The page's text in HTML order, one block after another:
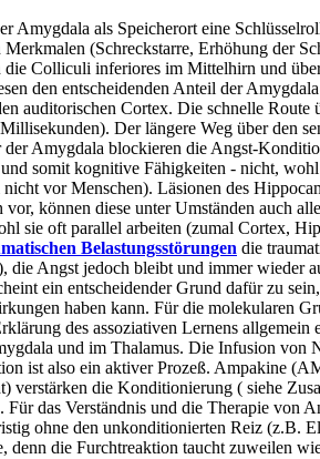
Amygdala als Speicherort eine
(Schreckstarre, Erhöhung der
Colliculi inferiores im Mittelhirn und
den entscheidenden Anteil der
auditorischen Cortex. Die schnelle
Der längere Weg über den
Amygdala blockieren die Angst-
somit kognitive Fähigkeiten - nicht,
vor Menschen). Läsionen des
können diese unter Umständen auch
sie oft parallel arbeiten (zumal Cortex,
Belastungsstörungen die
die Angst jedoch bleibt und immer
ein entscheidender Grund dafür zu
haben kann. Für die molekularen
des assoziativen Lernens
und im Thalamus. Die Infusion
ist also ein aktiver Prozeß. Ampakine
die Konditionierung ( siehe
das Verständnis und die Therapie von
ohne den unkonditionierten Reiz (z.B.
die Furchtreaktion taucht zuweilen